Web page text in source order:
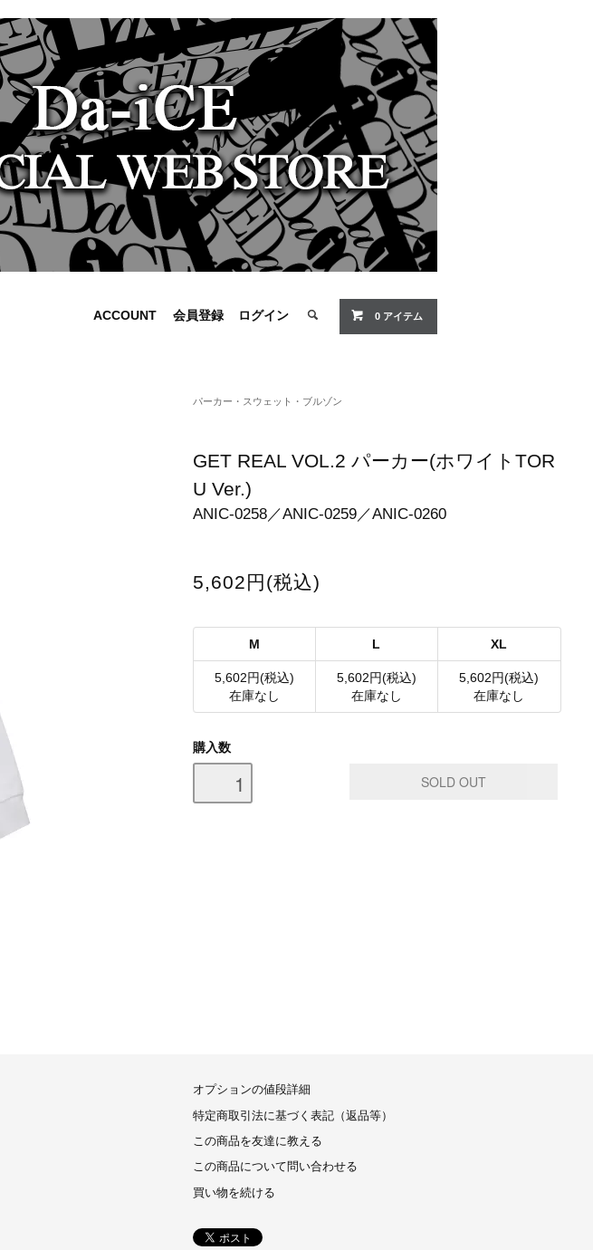
ACCOUNT 会員登録 ログイン 0 アイテム
パーカー・スウェット・ブルゾン
GET REAL VOL.2 パーカー(ホワイトTOR
U Ver.)
ANIC-0258／ANIC-0259／ANIC-0260
5,602円(税込)
M L XL
5,602円(税込)
在庫なし
5,602円(税込)
在庫なし
5,602円(税込)
在庫なし
購入数
オプションの値段詳細
特定商取引法に基づく表記（返品等）
この商品を友達に教える
この商品について問い合わせる
買い物を続ける